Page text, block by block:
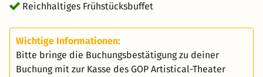
Reichhaltiges Frühstücksbuffet
Wichtige Informationen:
Bitte bringe die Buchungsbestätigung zu deiner
Buchung mit zur Kasse des GOP Artistical-Theater